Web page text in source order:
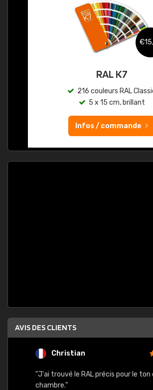
RAL K7
216 couleurs RAL
5 x 15 cm, brillant
Infos / commande
AVIS DES CLIENTS
Christian
"J'ai trouvé le RAL précis pour le ton
chambre."